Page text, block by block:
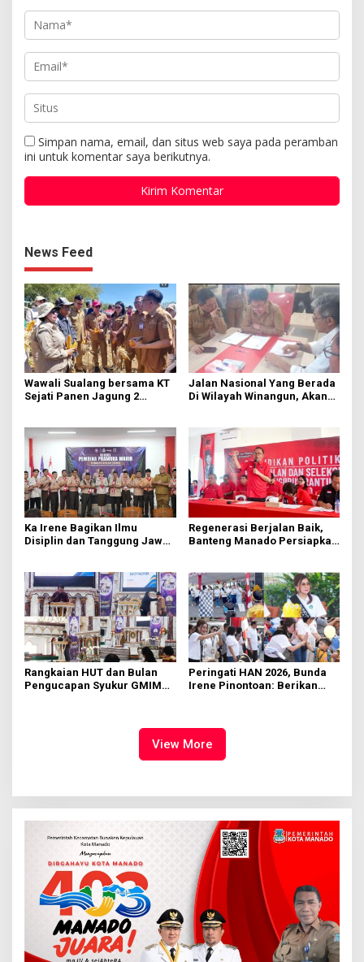
Simpan nama, email, dan situs web saya pada peramban
ini untuk komentar saya berikutnya.
News Feed
Wawali Sualang bersama KT
Sejati Panen Jagung 2
Jalan Nasional Yang Berada
Di Wilayah Winangun, Akan
Ka Irene Bagikan Ilmu
Disiplin dan Tanggung Jawab
Regenerasi Berjalan Baik,
Banteng Manado Persiapkan
Rangkaian HUT dan Bulan
Pengucapan Syukur GMIM
Peringati HAN 2026, Bunda
Irene Pinontoan: Berikan
View More